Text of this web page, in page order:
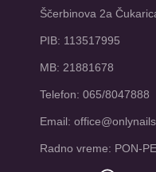
Ščerbinova 2a
PIB: 113517995
MB: 21881678
Telefon: 065/8047888
Email:
Radno vreme: PON-